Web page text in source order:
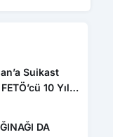
Suikast
10 Yıl
DA